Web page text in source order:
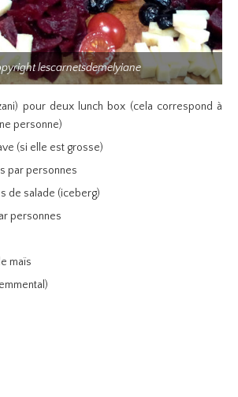
lescarnetsdemelyiane
pour deux lunch box (cela correspond à
personne)
(si elle est grosse)
par personnes
de salade (iceberg)
personnes
maïs